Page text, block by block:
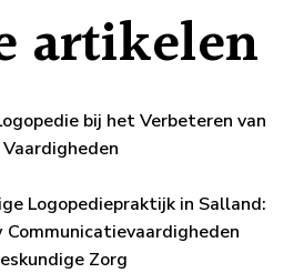
artikelen
bij het Verbeteren van
Logopediepraktijk in Salland:
Zorg